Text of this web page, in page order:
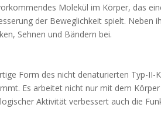
Molekül im Körper, das
der Beweglichkeit spielt.
Sehnen und Bändern bei.
Form des nicht denaturierten Typ-II-
Es arbeitet nicht nur mit dem
Aktivität verbessert auch die